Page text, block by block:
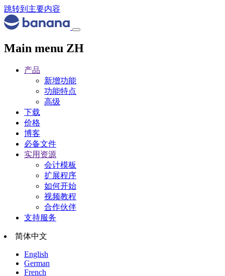
跳转到主要内容
Main menu ZH
产品
新增功能
功能特点
高级
下载
价格
博客
必备文件
实用资源
会计模板
扩展程序
如何开始
视频教程
合作伙伴
支持服务
简体中文
English
German
French